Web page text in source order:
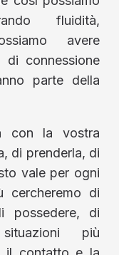
fluidità,
avere
connessione
parte della
con la vostra
di prenderla, di
vale per ogni
cercheremo di
possedere, di
più